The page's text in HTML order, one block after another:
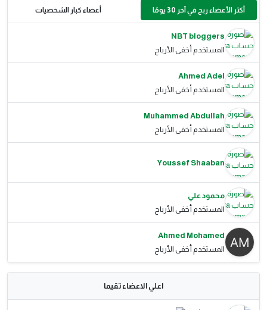
أكثر الأعضاء ربح في آخر 30 يومًا أعضاء كبار الشخصيات
NBT bloggers
المستخدم أخفى الأرباح
Ahmed Adel
المستخدم أخفى الأرباح
Muhammed Abdullah
المستخدم أخفى الأرباح
Youssef Shaaban
محمود علي
المستخدم أخفى الأرباح
Ahmed Mohamed
المستخدم أخفى الأرباح
اعلي الاعضاء تقيما